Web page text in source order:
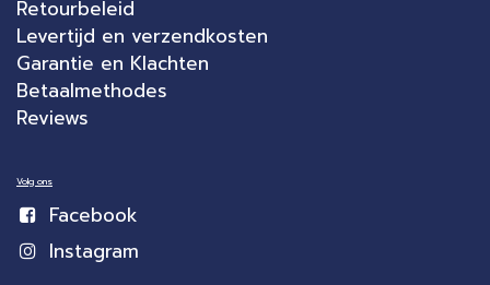
Retourbeleid
Levertijd en verzendkosten
Garantie en Klachten
Betaalmethodes
Reviews
Volg ons
Facebook
Instagram